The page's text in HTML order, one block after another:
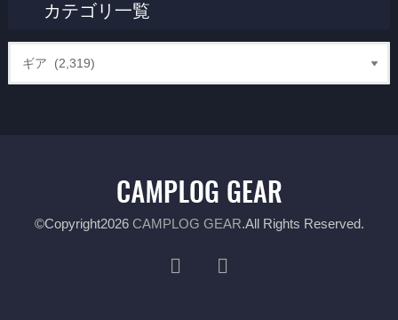
カテゴリ一覧
©Copyright2026 CAMPLOG GEAR.All Rights Reserved.